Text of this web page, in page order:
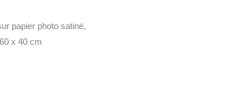
papier photo satiné,
x 40 cm